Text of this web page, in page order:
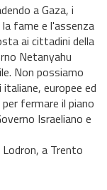
a Gaza, i
fame e l'assenza
ai cittadini della
Netanyahu
Non possiamo
europee ed
fermare il piano
Israeliano e
a Trento